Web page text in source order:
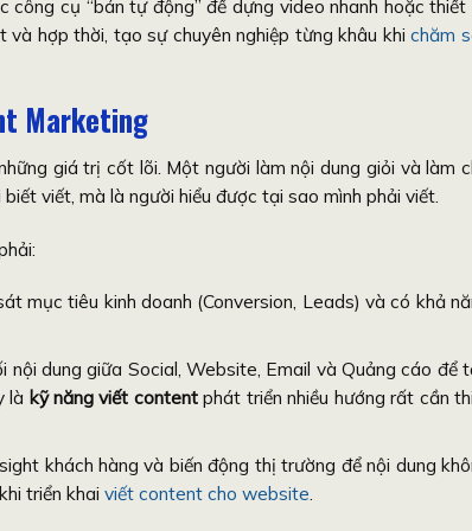
cụ “bán tự động” để dựng video nhanh hoặc thiết
và hợp thời, tạo sự chuyên nghiệp từng khâu khichăm
Marketing
giá trị cốt lõi. Một người làm nội dung giỏi và làm
viết, mà là người hiểu được tại sao mình phải viết.
mục tiêu kinh doanh (Conversion, Leads) và có khả
nội dung giữa Social, Website, Email và Quảng cáo để
là kỹ năng viết contentphát triển nhiều hướng rất cần
khách hàng và biến động thị trường để nội dung
triển khaiviết content cho website.